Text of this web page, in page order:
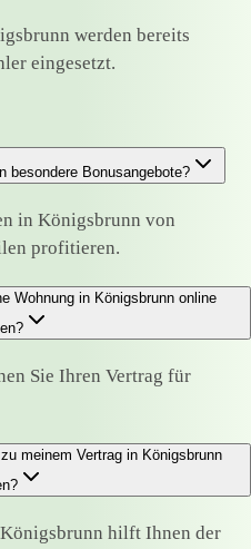
werden bereits
eingesetzt.
besondere Bonusangebote?
in Königsbrunn von
profitieren.
Wohnung in Königsbrunn online
Sie Ihren Vertrag für
meinem Vertrag in Königsbrunn
hilft Ihnen der